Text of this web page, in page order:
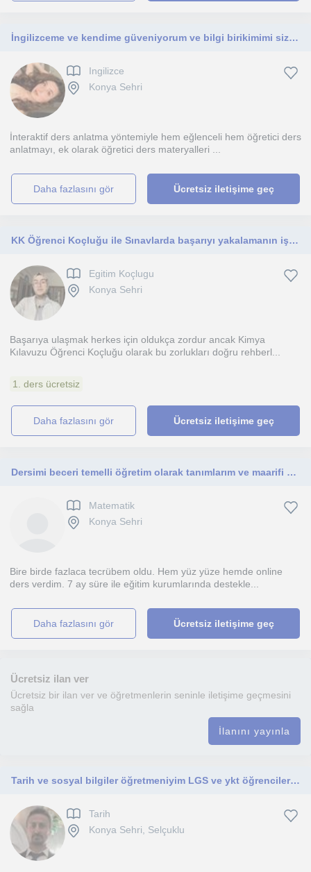
İngilizceme ve kendime güveniyorum ve bilgi birikimimi sizlerle paylaşmak istiyorum
Ingilizce
Konya Sehri
İnteraktif ders anlatma yöntemiyle hem eğlenceli hem öğretici ders
anlatmayı, ek olarak öğretici ders materyalleri ...
daha fazlasını gör Ücretsiz iletişime geç
KK Öğrenci Koçluğu ile Sınavlarda başarıyı yakalamanın işte tam zamanı
Egitim Koçlugu
Konya Sehri
Başarıya ulaşmak herkes için oldukça zordur ancak Kimya
Kılavuzu Öğrenci Koçluğu olarak bu zorlukları doğru rehberl...
1. ders ücretsiz
daha fazlasını gör Ücretsiz iletişime geç
Dersimi beceri temelli öğretim olarak tanımlarım ve maarifi etkili kullanabilirim (ortaokul)
Matematik
Konya Sehri
Bire birde fazlaca tecrübem oldu. Hem yüz yüze hemde online
ders verdim. 7 ay süre ile eğitim kurumlarında destekle...
daha fazlasını gör Ücretsiz iletişime geç
Ücretsiz ilan ver
Ücretsiz bir ilan ver ve öğretmenlerin seninle iletişime geçmesini
sağla
İlanını yayınla
Tarih ve sosyal bilgiler öğretmeniyim LGS ve ykt öğrencileri ile çalışmaktayım
Tarih
Konya Sehri, Selçuklu